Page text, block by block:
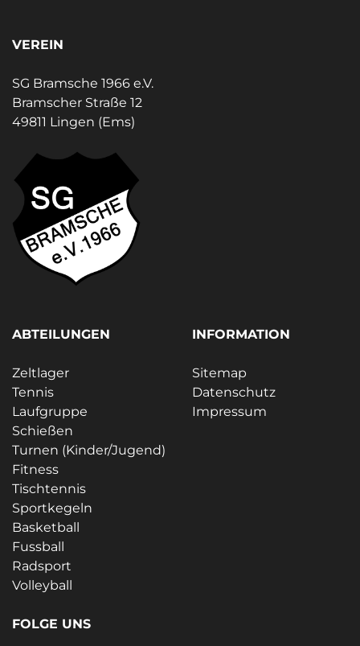
VEREIN
SG Bramsche 1966 e.V.
Bramscher Straße 12
49811 Lingen (Ems)
ABTEILUNGEN
Zeltlager
Tennis
Laufgruppe
Schießen
Turnen (Kinder/Jugend)
Fitness
Tischtennis
Sportkegeln
Basketball
Fussball
Radsport
Volleyball
INFORMATION
Sitemap
Datenschutz
Impressum
FOLGE UNS